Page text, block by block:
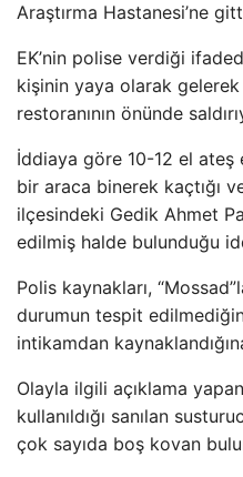
Araştırma Hastanesi’ne
EK’nin polise verdiği
kişinin yaya olarak
restoranının önünde
İddiaya göre 10-12 el ateş
bir araca binerek kaçtığı
ilçesindeki Gedik Ahmet
edilmiş halde bulunduğu
Polis kaynakları,
durumun tespit
intikamdan
Olayla ilgili açıklama
kullanıldığı sanılan
çok sayıda boş kovan